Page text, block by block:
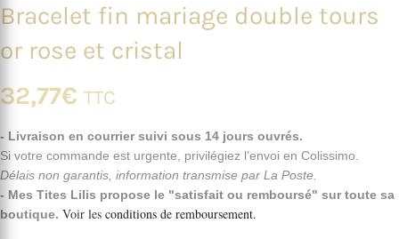
Bracelet fin mariage double tours
or rose et cristal
32,77€ TTC
- Livraison en courrier suivi sous 14 jours ouvrés.
Si votre commande est urgente, privilégiez l’envoi en Colissimo.
Délais non garantis, information transmise par La Poste.
- Mes Tites Lilis propose le "satisfait ou remboursé" sur toute sa
boutique. Voir les conditions de remboursement.